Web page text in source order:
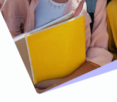
Wohnungsschutzbrief
Zur
Produktübersicht
Produktübersicht
Zur
Produktübersicht
Zur
Produktübersicht
Produktübersicht
Produktübersicht
Produktübersicht
Montageversicherung
Produktübersicht
Gruppenunfall für
Betriebe
Gruppenunfall für
Vereine
Kunstversicherung
Valorenversicherung